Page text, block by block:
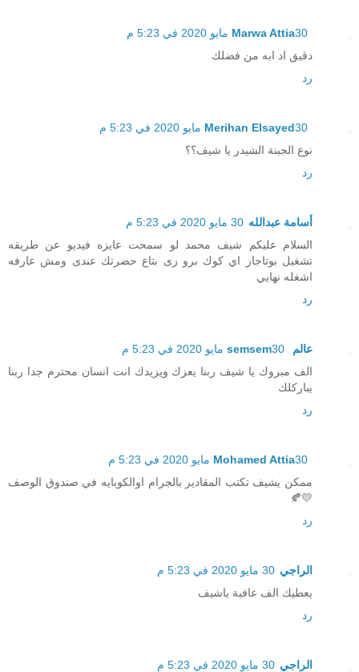
Marwa Attia30 مايو 2020 في 5:23 م
دقيق اد ابه من فضلك
رد
Merihan Elsayed30 مايو 2020 في 5:23 م
نوع الجبنة الشيدر يا شيف؟؟
رد
أسامة عبدالله 30 مايو 2020 في 5:23 م
السلام عليكم شيف محمد لو سمحت عايزه فيديو عن طريقه
تشغيل بوتاجاز اي كوك برو زى بتاع حضرتك عندى ومش عارفه
اشغله نهايي
رد
عالم semsem
30 مايو 2020 في 5:23 م
الف مبروك يا شيف ربنا يعزك ويزيدك انت انسان محترم جدا ربنا
يباركلك
رد
Mohamed Attia30 مايو 2020 في 5:23 م
ممكن يشيف تكتب المقادير بالجرام اوالكوبايه في صندوق الوصف
💛🍂
رد
الراجي 30 مايو 2020 في 5:23 م
يعطيك الف عافية ياشيف
رد
الراجي 30 مايو 2020 في 5:23 م